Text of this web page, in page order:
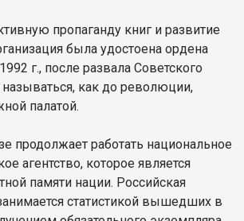
пропаганду книг и развитие
была удостоена ордена
г., после развала Советского
называться, как до революции,
палатой.
продолжает работать национальное
агентство, которое является
памяти нации. Российская
статистикой вышедших в